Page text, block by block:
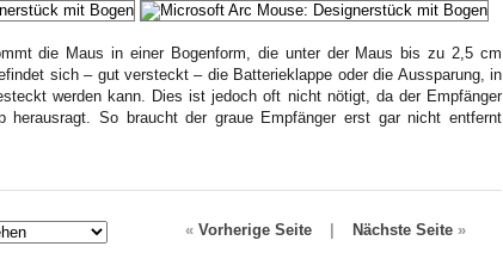
die Maus in einer Bogenform, die unter der Maus bis zu 2,5 cm
sich – gut versteckt – die Batterieklappe oder die Aussparung, in
werden kann. Dies ist jedoch oft nicht nötigt, da der Empfänger
herausragt. So braucht der graue Empfänger erst gar nicht entfernt
« Vorherige Seite | Nächste Seite »